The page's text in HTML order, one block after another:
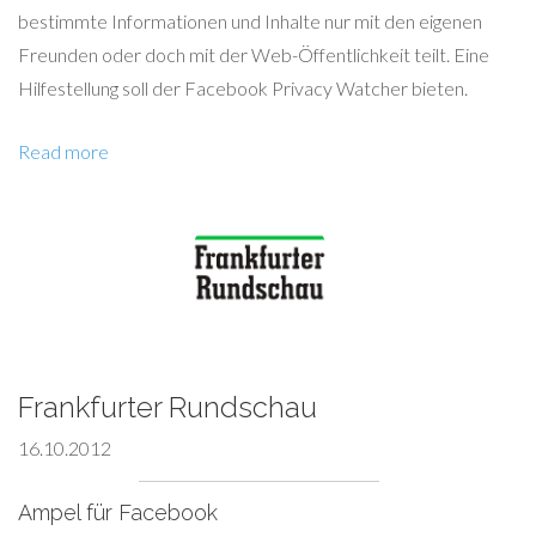
bestimmte Informationen und Inhalte nur mit den eigenen
Freunden oder doch mit der Web-Öffentlichkeit teilt. Eine
Hilfestellung soll der Facebook Privacy Watcher bieten.
Read more
Frankfurter Rundschau
16.10.2012
Ampel für Facebook